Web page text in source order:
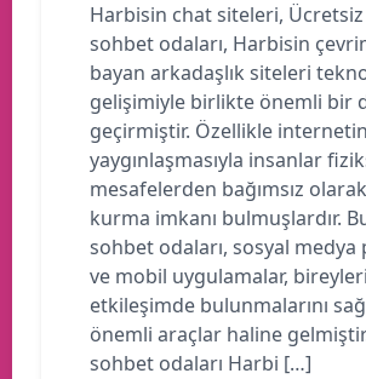
Harbisin chat siteleri,
sohbet odaları, Harbisin
bayan arkadaşlık siteleri
gelişimiyle birlikte önemli bir
geçirmiştir. Özellikle internetin
yaygınlaşmasıyla insanlar
mesafelerden bağımsız
kurma imkanı bulmuşlardır.
sohbet odaları, sosyal medya
ve mobil uygulamalar,
etkileşimde bulunmalarını
önemli araçlar haline
sohbet odaları Harbi […]